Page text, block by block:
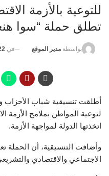
للتوعية بالأزمة
تطلق حملة “سوا
بواسطة مدير الموقع في
أطلقت تنسيقية شباب الأحزاب
لتوعية المواطن بملامح الأزمة
اتخذتها الدولة لمواجهة الأزمة.
وأضافت التنسيقية، أن الحملة
الاجتماعي والاقتصادي